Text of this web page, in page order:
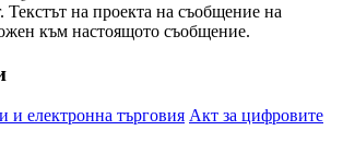
Текстът на проекта на съобщение на
към настоящото съобщение.
електронна търговия Акт за цифровите